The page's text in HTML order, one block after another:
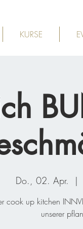
KURSE
Do., 02. Apr.
cook up kitchen
unserer